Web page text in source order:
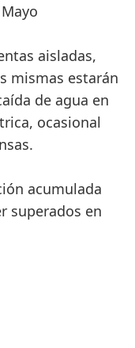
aisladas,
mismas estarán
de agua en
ocasional
acumulada
superados en